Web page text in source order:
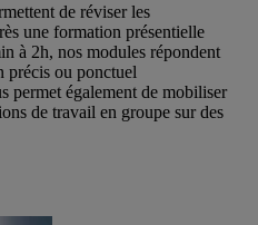
de réviser les
une formation présentielle
à 2h, nos modules répondent
précis ou ponctuel
permet également de mobiliser
de travail en groupe sur des